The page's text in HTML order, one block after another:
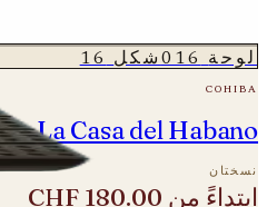
لوحة 016 شكل 16
cohiba
- La Casa del Habano
نسختان
ابتداءً من CHF 180.00